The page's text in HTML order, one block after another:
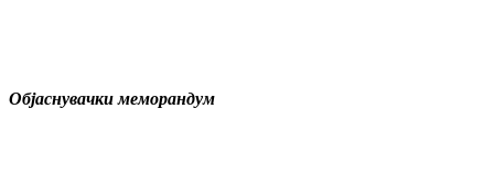
Објаснувачки меморандум